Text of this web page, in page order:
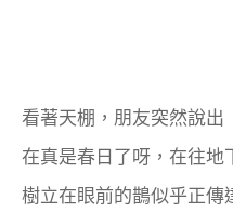
看著天棚，朋友突然說出
在真是春日了呀，在往地
樹立在眼前的鵲似乎正傳